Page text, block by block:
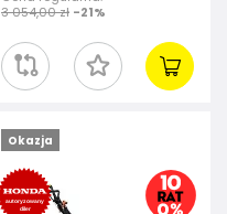
3 054,00 zł -21%
Okazja